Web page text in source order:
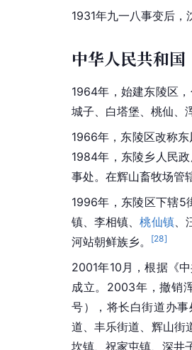
1931年九一八事变后，
中华人民共和国
1964年，始建东陵区
城子、白塔堡、桃仙、
1966年，东陵区改称
1984年， 东陵乡人民
事处。在辉山畜牧场管
1996年，东陵区下辖5
镇、李相镇、桃仙镇、
河站朝鲜族乡。
[28]
2001年10月，根据《
成立。2003年，撤销
号），将长白街道办
道、丰乐街道、辉山街
坎镇、祝家屯镇、深井